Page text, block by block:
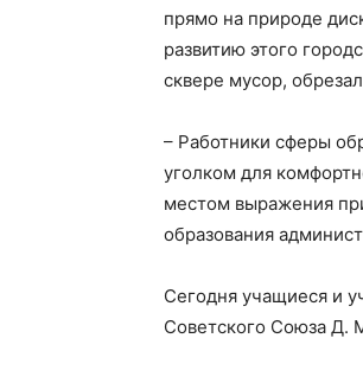
прямо на природе
развитию этого
сквере мусор,
– Работники сферы
уголком для
местом выражения
образования
Сегодня учащиеся и
Советского Союза Д.